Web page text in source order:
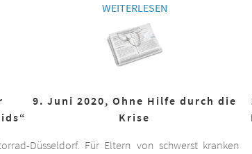
WEITERLESEN
9. Juni 2020, Ohne Hilfe durch die
Krise
Düsseldorf. Für Eltern von schwerst kranken